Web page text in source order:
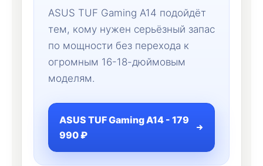
ASUS TUF Gaming A14 подойдёт
тем, кому нужен серьёзный запас
по мощности без перехода к
огромным 16-18-дюймовым
моделям.
ASUS TUF Gaming A14 - 179
990 ₽